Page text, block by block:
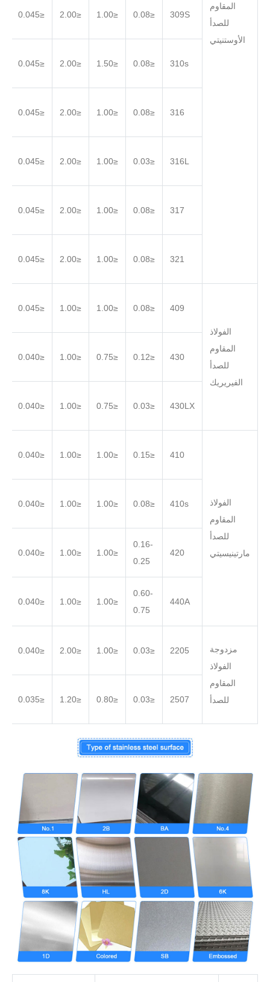
المقاوم
للصدأ
الأوستنيتي
309S
≤0.08
≤1.00
≤2.00
≤0.045
310s
≤0.08
≤1.50
≤2.00
≤0.045
316
≤0.08
≤1.00
≤2.00
≤0.045
316L
≤0.03
≤1.00
≤2.00
≤0.045
317
≤0.08
≤1.00
≤2.00
≤0.045
321
≤0.08
≤1.00
≤2.00
≤0.045
الفولاذ
المقاوم
للصدأ
الفيريريك
409
≤0.08
≤1.00
≤1.00
≤0.045
430
≤0.12
≤0.75
≤1.00
≤0.040
430LX
≤0.03
≤0.75
≤1.00
≤0.040
الفولاذ
المقاوم
للصدأ
مارتينيسيتي
410
≤0.15
≤1.00
≤1.00
≤0.040
410s
≤0.08
≤1.00
≤1.00
≤0.040
420
0.16-
0.25
≤1.00
≤1.00
≤0.040
440A
0.60-
0.75
≤1.00
≤1.00
≤0.040
مزدوجة
الفولاذ
المقاوم
للصدأ
2205
≤0.03
≤1.00
≤2.00
≤0.040
2507
≤0.03
≤0.80
≤1.20
≤0.035